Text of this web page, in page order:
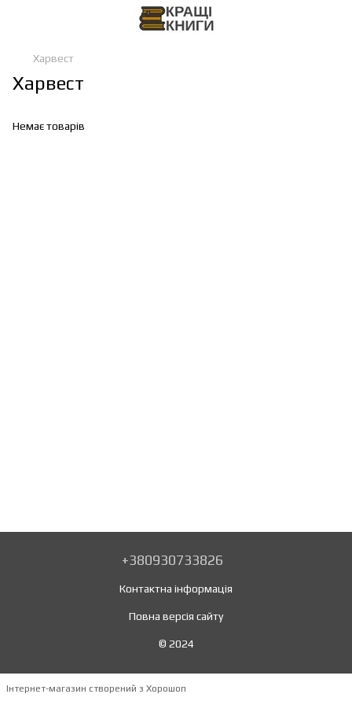
Харвест
Харвест
Немає товарів
+380930733826
Контактна інформація
Повна версія сайту
© 2024
Інтернет-магазин створений з Хорошоп